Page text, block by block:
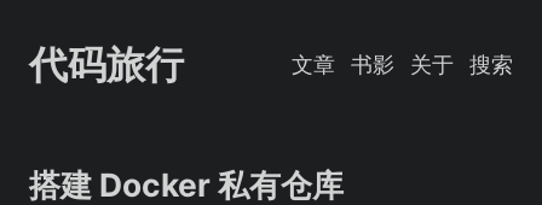
代码旅行 文章 书影 关于 搜索
搭建 Docker 私有仓库